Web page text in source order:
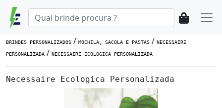
BRINDES PERSONALIZADOS / MOCHILA, SACOLA E PASTAS / NECESSAIRE
PERSONALIZADA / NECESSAIRE ECOLOGICA PERSONALIZADA
Necessaire Ecologica Personalizada